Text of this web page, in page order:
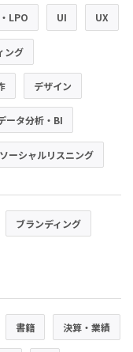
LPO UI UX
ング
デザイン
ータ分析・BI
ーシャルリスニング
ブランディング
書籍 決算・業績